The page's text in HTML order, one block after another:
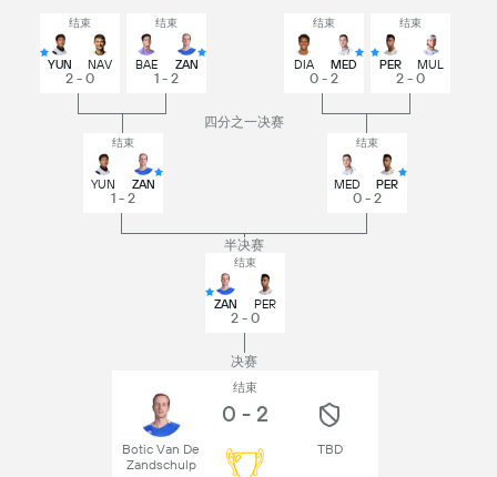
结束
YUN NAV
2 - 0
结束
BAE ZAN
1 - 2
结束
DIA MED
0 - 2
结束
PER MUL
2 - 0
四分之一决赛
结束
YUN ZAN
1 - 2
结束
MED PER
0 - 2
半决赛
结束
ZAN PER
2 - 0
决赛
Botic Van De
Zandschulp
结束
0 - 2
TBD